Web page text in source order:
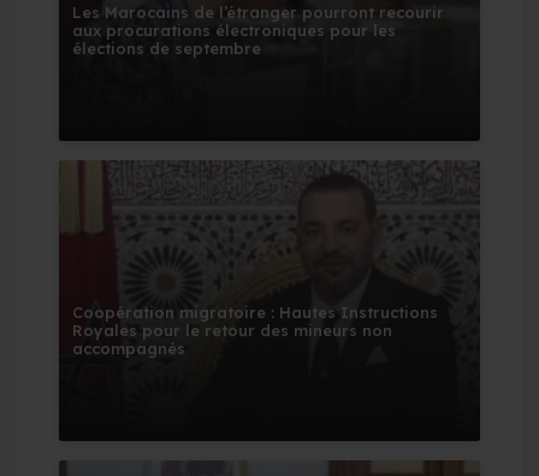
Les Marocains de l’étranger pourront recourir
aux procurations électroniques pour les
élections de septembre
Coopération migratoire : Hautes Instructions
Royales pour le retour des mineurs non
accompagnés